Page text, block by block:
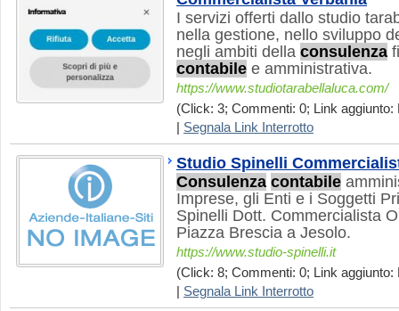
I servizi offerti dallo studio
nella gestione, nello sviluppo
negli ambiti della consulenza
contabile e amministrativa.
https://www.studiotarabellaluca.com/
(Click: 3; Commenti: 0; Link aggiunto:
Segnala Link Interrotto
Studio Spinelli
Consulenza contabile
Imprese, gli Enti e i Soggetti
Spinelli Dott. Commercialista
Piazza Brescia a Jesolo.
https://www.studio-spinelli.it
(Click: 8; Commenti: 0; Link aggiunto:
Segnala Link Interrotto